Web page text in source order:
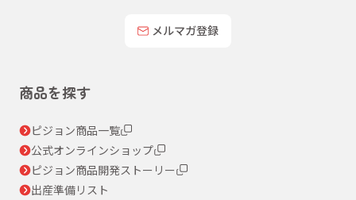
メルマガ登録
商品を探す
ピジョン商品一覧
公式オンラインショップ
ピジョン商品開発ストーリー
出産準備リスト